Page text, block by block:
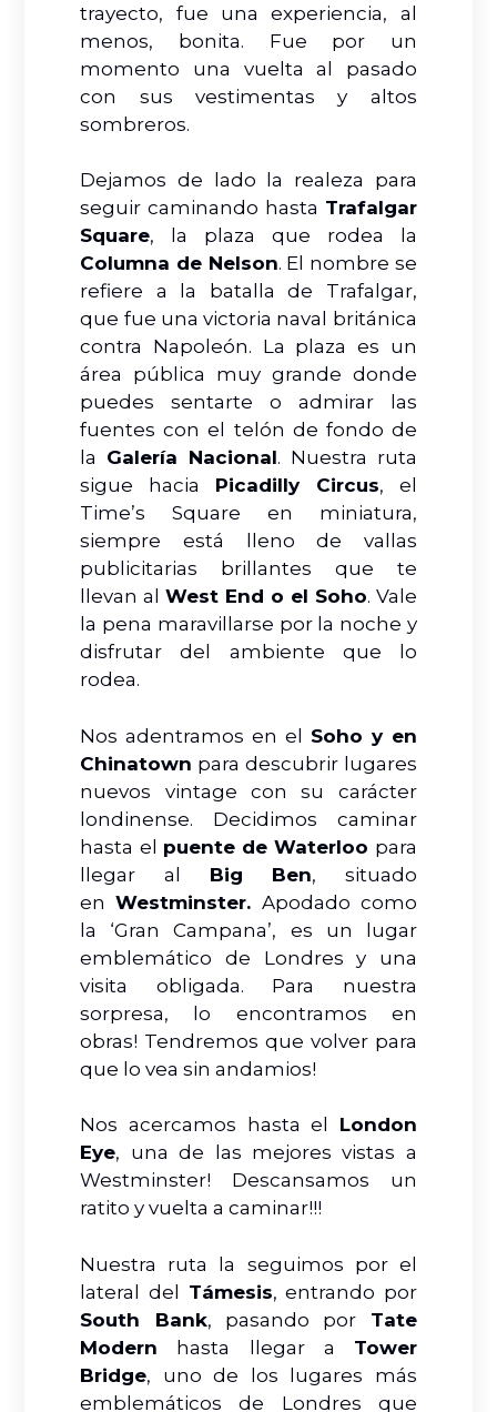
trayecto, fue una experiencia, al
menos, bonita. Fue por un
momento una vuelta al pasado
con sus vestimentas y altos
sombreros.
Dejamos de lado la realeza para
seguir caminando hasta Trafalgar
Square, la plaza que rodea la
Columna de Nelson. El nombre se
refiere a la batalla de Trafalgar,
que fue una victoria naval británica
contra Napoleón. La plaza es un
área pública muy grande donde
puedes sentarte o admirar las
fuentes con el telón de fondo de
la Galería Nacional. Nuestra ruta
sigue hacia Picadilly Circus, el
Time’s Square en miniatura,
siempre está lleno de vallas
publicitarias brillantes que te
llevan alWest End o el Soho. Vale
la pena maravillarse por la noche y
disfrutar del ambiente que lo
rodea.
Nos adentramos en el Soho y en
Chinatown para descubrir lugares
nuevos vintage con su carácter
londinense. Decidimos caminar
hasta el puente de Waterloo para
llegar al Big Ben, situado
enWestminster. Apodado como
la ‘Gran Campana’, es un lugar
emblemático de Londres y una
visita obligada. Para nuestra
sorpresa, lo encontramos en
obras! Tendremos que volver para
que lo vea sin andamios!
Nos acercamos hasta el London
Eye, una de las mejores vistas a
Westminster! Descansamos un
ratito y vuelta a caminar!!!
Nuestra ruta la seguimos por el
lateral del Támesis, entrando por
South Bank, pasando por Tate
Modern hasta llegar a Tower
Bridge, uno de los lugares más
emblemáticos de Londres que